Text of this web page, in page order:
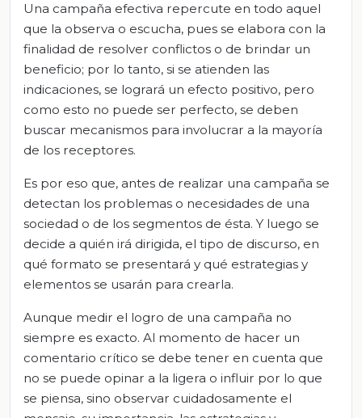
Una campaña efectiva repercute en todo aquel
que la observa o escucha, pues se elabora con la
finalidad de resolver conflictos o de brindar un
beneficio; por lo tanto, si se atienden las
indicaciones, se logrará un efecto positivo, pero
como esto no puede ser perfecto, se deben
buscar mecanismos para involucrar a la mayoría
de los receptores.
Es por eso que, antes de realizar una campaña se
detectan los problemas o necesidades de una
sociedad o de los segmentos de ésta. Y luego se
decide a quién irá dirigida, el tipo de discurso, en
qué formato se presentará y qué estrategias y
elementos se usarán para crearla.
Aunque medir el logro de una campaña no
siempre es exacto. Al momento de hacer un
comentario crítico se debe tener en cuenta que
no se puede opinar a la ligera o influir por lo que
se piensa, sino observar cuidadosamente el